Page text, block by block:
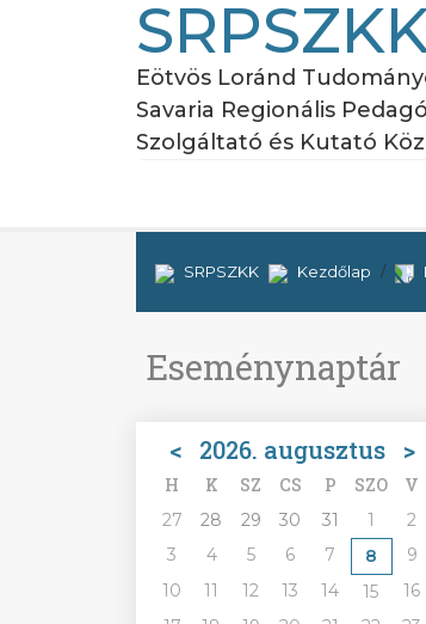
Eötvös Loránd
Savaria Regionális
Szolgáltató és Kutató
SRPSZKK Kezdőlap
Eseménynaptár
< 2026. augusztus >
H K SZ CS P SZO V
27 28 29 30 31 1
2
3
4 5 6 7 8
9
10
11 12 13 14 15
16